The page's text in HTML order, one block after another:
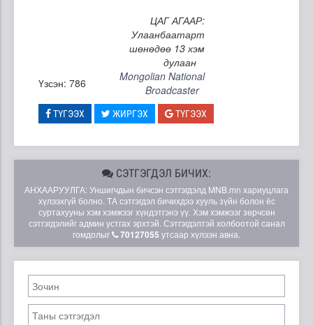
ЦАГ АГААР:
Улаанбаатарт
шөнөдөө 13 хэм
дулаан
Үзсэн: 786
Mongolian National
Broadcaster
ТҮГЭЭХ ЖИРГЭХ ТҮГЭЭХ
СЭТГЭГДЭЛ БИЧИХ:
АНХААРУУЛГА: Уншигчдын бичсэн сэтгэгдэлд MNB.mn хариуцлага
хүлээхгүй болно. ТА сэтгэгдэл бичихдээ хууль зүйн болон ёс
суртахууны хэм хэмжээг хүндэтгэнэ үү. Хэм хэмжээг зөрчсөн
сэтгэгдэлийг админ устгах эрхтэй. Сэтгэгдэлтэй холбоотой санал
гомдолыг
70127055 утсаар хүлээн авна.